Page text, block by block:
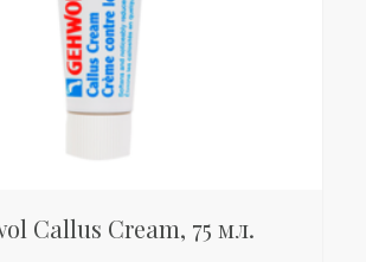
Callus Cream, 75 мл.